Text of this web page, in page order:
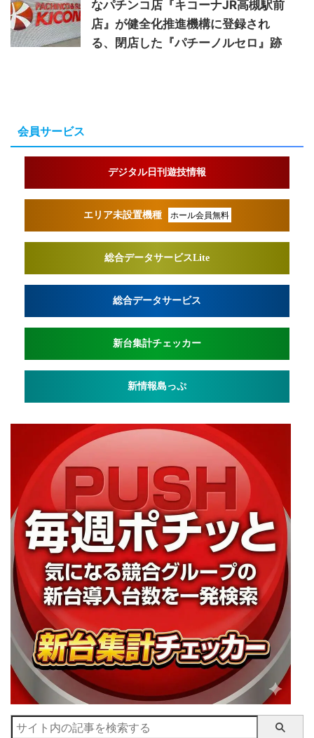
なパチンコ店『キコーナJR高槻駅前
店』が健全化推進機構に登録され
る、閉店した『パチーノルセロ』跡
会員サービス
デジタル日刊遊技情報
エリア未設置機種 ホール会員無料
総合データサービスLite
総合データサービス
新台集計チェッカー
新情報島っぷ